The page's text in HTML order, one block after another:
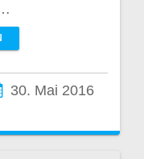
30. Mai 2016